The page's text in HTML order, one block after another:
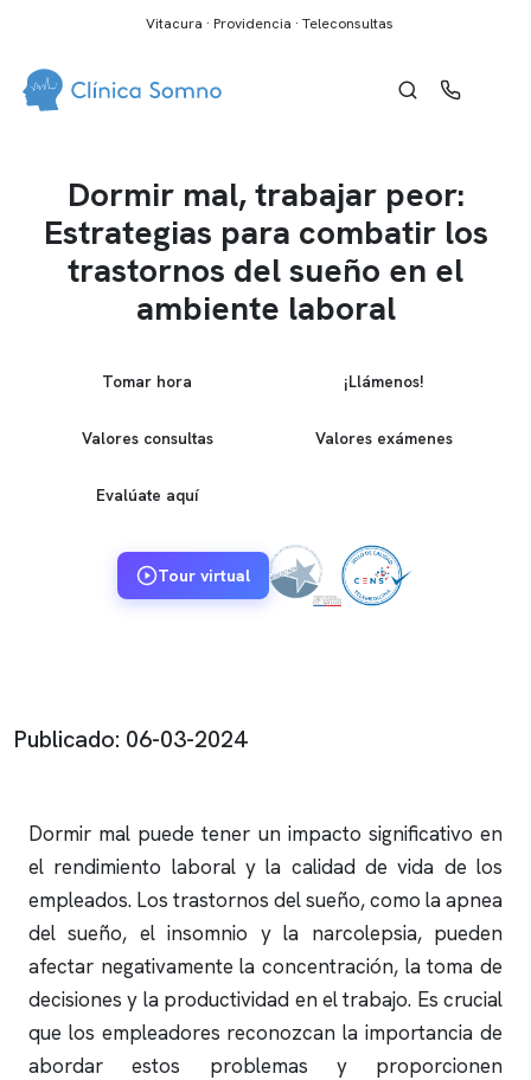
Vitacura · Providencia · Teleconsultas
Dormir mal, trabajar peor:
Estrategias para combatir los
trastornos del sueño en el
ambiente laboral
Tomar hora ¡Llámenos!
Valores consultas Valores exámenes
Evalúate aquí
Tour virtual
Publicado: 06-03-2024
Dormir mal puede tener un impacto significativo en
el rendimiento laboral y la calidad de vida de los
empleados. Los trastornos del sueño, como laapnea
del sueño, elinsomnio y la narcolepsia, pueden
afectar negativamente la concentración, la toma de
decisiones y la productividad en el trabajo. Es crucial
que los empleadores reconozcan la importancia de
abordar estos problemas y proporcionen